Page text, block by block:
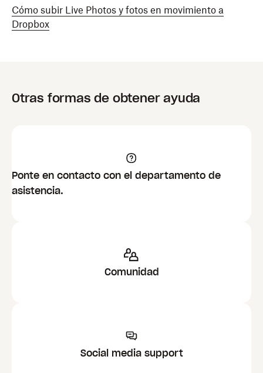
Cómo subir Live Photos y fotos en movimiento a
Dropbox
Otras formas de obtener ayuda
Ponte en contacto con el departamento de
asistencia.
Comunidad
Social media support